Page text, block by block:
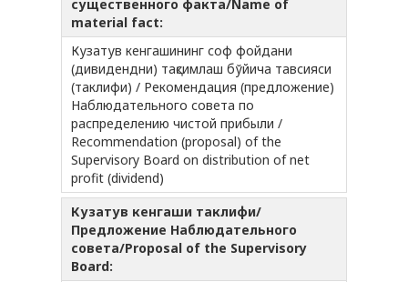
существенного факта/Name of
material fact:
Кузатув кенгашининг соф фойдани
(дивидендни) тақсимлаш бўйича тавсияси
(таклифи) / Рекомендация (предложение)
Наблюдательного совета по
распределению чистой прибыли /
Recommendation (proposal) of the
Supervisory Board on distribution of net
profit (dividend)
Кузатув кенгаши таклифи/
Предложение Наблюдательного
совета/Proposal of the Supervisory
Board: